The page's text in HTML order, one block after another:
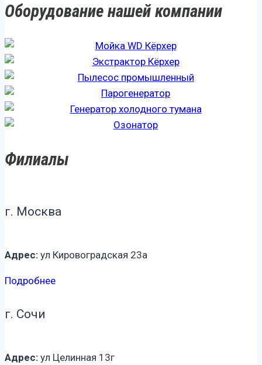
Оборудование нашей компании
Филиалы
г. Москва
Адрес: ул Кировоградская 23а
Подробнее
г. Сочи
Адрес: ул Целинная 13г